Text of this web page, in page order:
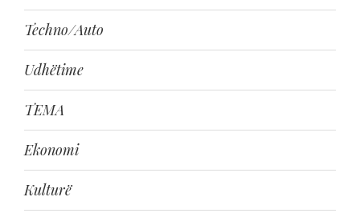
Techno/Auto
Udhëtime
TEMA
Ekonomi
Kulturë